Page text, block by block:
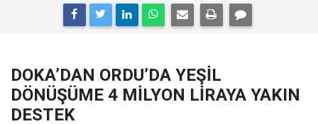
DOKA’DAN ORDU’DA YEŞİL
DÖNÜŞÜME 4 MİLYON LİRAYA YAKIN
DESTEK